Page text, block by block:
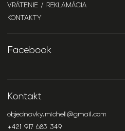
VRÁTENIE / REKLAMÁCIA
KONTAKTY
Facebook
Kontakt
objednavky.michell@gmail.com
+421 917 683 349